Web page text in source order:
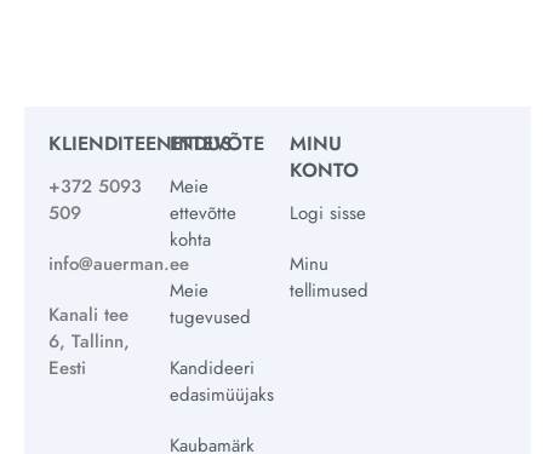
KLIENDITEENINDUS
+372 5093
509
info@auerman.ee
Kanali tee
6, Tallinn,
Eesti
ETTEVÕTE
Meie
ettevõtte
kohta
Meie
tugevused
Kandideeri
edasimüüjaks
Kaubamärk
MINU
KONTO
Logi sisse
Minu
tellimused